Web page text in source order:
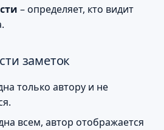
– определяет, кто видит
заметок
только автору и не
всем, автор отображается